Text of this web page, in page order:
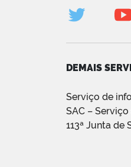
DEMAIS
Serviço de
SAC –
113ª Junta de